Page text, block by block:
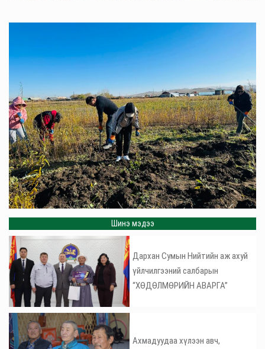
Шинэ мэдээ
Дархан Сумын Нийтийн аж ахуй
үйлчилгээний салбарын
“ХӨДӨЛМӨРИЙН АВАРГА”
Ахмадуудаа хүлээн авч,